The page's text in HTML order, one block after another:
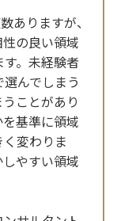
ありますが、
の良い領域
。未経験者
んでしまう
ことがあり
基準に領域
変わりま
やすい領域